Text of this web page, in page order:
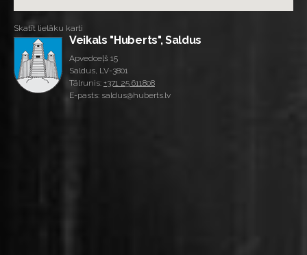
Skatīt lielāku karti
Veikals "Huberts", Saldus
Apvedceļš 15
Saldus, LV-3801
Tālrunis: +371 25 611808
E-pasts: saldus@huberts.lv